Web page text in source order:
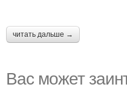
читать дальше →
Вас может